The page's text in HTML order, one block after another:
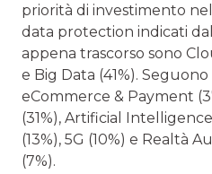
priorità di investimento
data protection indicati
appena trascorso sono
e Big Data (41%).
eCommerce & Payment
(31%), Artificial
(13%), 5G (10%) e Realtà
(7%).